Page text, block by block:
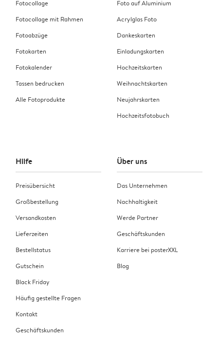
Fotocollage
Fotocollage mit Rahmen
Fotoabzüge
Fotokarten
Fotokalender
Tassen bedrucken
Alle Fotoprodukte
Foto auf Aluminium
Acrylglas Foto
Dankeskarten
Einladungskarten
Hochzeitskarten
Weihnachtskarten
Neujahrskarten
Hochzeitsfotobuch
Hilfe
Preisübersicht
Großbestellung
Versandkosten
Lieferzeiten
Bestellstatus
Gutschein
Black Friday
Häufig gestellte Fragen
Kontakt
Geschäftskunden
Über uns
Das Unternehmen
Nachhaltigkeit
Werde Partner
Geschäftskunden
Karriere bei posterXXL
Blog